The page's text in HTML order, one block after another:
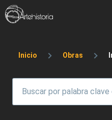
Pasar al contenido principal
Sobrescribir
Inicio Obras